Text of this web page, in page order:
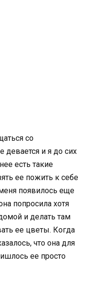
со
девается и я до сих
есть такие
ее пожить к себе
появилось еще
попросила хотя
и делать там
ее цветы. Когда
что она для
ее просто